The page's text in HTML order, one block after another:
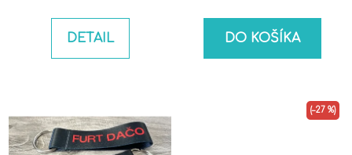
DETAIL DO KOŠÍKA
(–27 %)